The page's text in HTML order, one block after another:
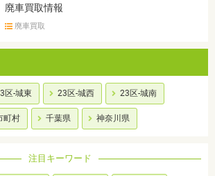
廃車買取情報
廃車買取
区-城東 23区-城西 23区-城南
町村 千葉県 神奈川県
注目キーワード